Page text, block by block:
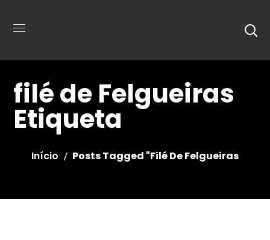
filé de Felgueiras
Etiqueta
Início Posts Tagged "filé De Felgueiras